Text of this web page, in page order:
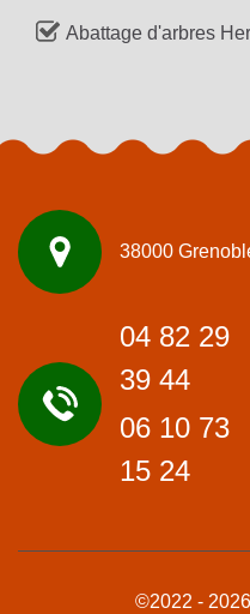
Abattage d'arbres
38000
04 82 29
39 44
06 10 73
15 24
©2022 -